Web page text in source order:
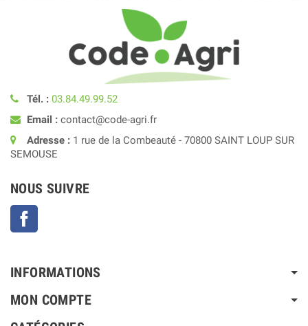
Tél. : 03.84.49.99.52
Email : contact@code-agri.fr
Adresse : 1 rue de la Combeauté - 70800 SAINT LOUP SUR
SEMOUSE
NOUS SUIVRE
INFORMATIONS
MON COMPTE